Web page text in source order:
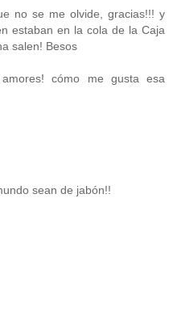
no se me olvide, gracias!!! y
estaban en la cola de la Caja
salen! Besos
cómo me gusta esa
sean de jabón!!